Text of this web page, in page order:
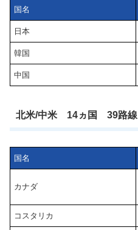
国名
日本
韓国
中国
北米/中米 14ヵ国 39路線
国名
カナダ
コスタリカ